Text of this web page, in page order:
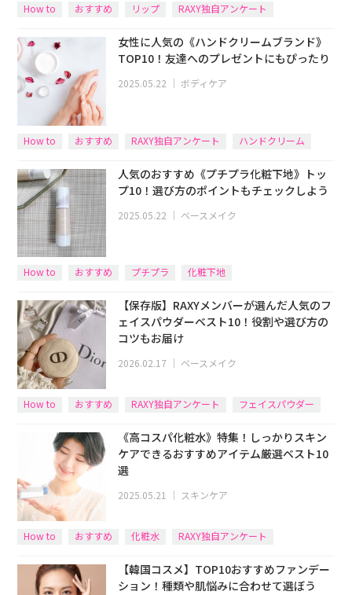
How to おすすめ リップ RAXY独自アンケート
女性に人気の《ハンドクリームブランド》
TOP10！友達へのプレゼントにもぴったり
2025.05.22 ｜ボディケア
How to おすすめ RAXY独自アンケート ハンドクリーム
人気のおすすめ《プチプラ化粧下地》トッ
プ10！選び方のポイントもチェックしよう
2025.05.22 ｜ ベースメイク
How to おすすめ プチプラ
化粧下地
【保存版】RAXYメンバーが選んだ人気のフ
ェイスパウダーベスト10！役割や選び方の
コツもお届け
2026.02.17 ベースメイク
How to おすすめ RAXY独自アンケート フェイスパウダー
《高コスパ化粧水》特集！しっかりスキン
ケアできるおすすめアイテム厳選ベスト10
選
2025.05.21 ｜ スキンケア
How to おすすめ 化粧水 RAXY独自アンケート
【韓国コスメ】TOP10おすすめファンデー
ション！種類や肌悩みに合わせて選ぼう